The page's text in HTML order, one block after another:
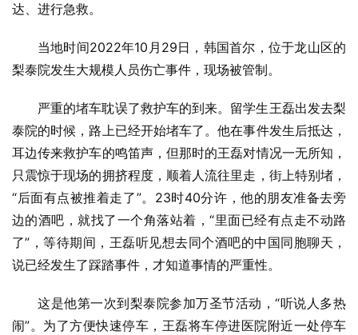
达、进行急救。
当地时间2022年10月29日，韩国首尔，位于龙山区的
梨泰院发生大规模人员伤亡事件，现场被管制。
严重的堵车耽误了救护车的到来。留学生王磊出发去梨
泰院的时候，路上已经开始堵车了。他在事件发生后抵达，
耳边传来救护车的鸣笛声，但那时的王磊对情况一无所知，
只震惊于现场的拥挤程度，顺着人流往里走，街上特别堵，
“后面有点被推着走了”。23时40分许，他的朋友准备去旁
边的酒吧，就找了一个角落站着，“里面已经有点走不动路
了”，等待期间，王磊听见想去同个酒吧的中国同胞聊天，
说已经发生了踩踏事件，才知道事情的严重性。
这是他第一次到梨泰院参加万圣节活动，“听说人多热
闹”。为了方便快速停车，王磊将车停进医院附近一处停车